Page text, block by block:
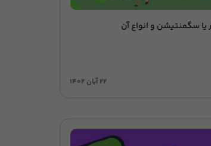
یا سگمنتیشن و انواع آن
۲۲ آبان ۱۴۰۲